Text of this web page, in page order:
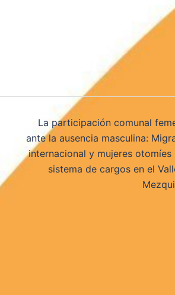
La participación comunal
ante la ausencia masculina:
internacional y mujeres otomíes
sistema de cargos en el